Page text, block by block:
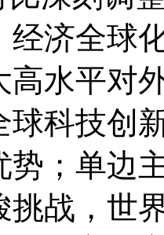
经济全球
高水平对
球科技创
势；单边
挑战，世